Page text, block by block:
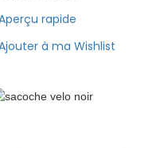
rapide
à ma Wishlist